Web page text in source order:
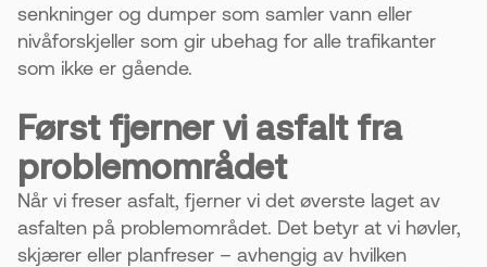
senkninger og dumper som samler vann eller
nivåforskjeller som gir ubehag for alle trafikanter
som ikke er gående.
Først fjerner vi asfalt fra
problemområdet
Når vi freser asfalt, fjerner vi det øverste laget av
asfalten på problemområdet. Det betyr at vi høvler,
skjærer eller planfreser – avhengig av hvilken